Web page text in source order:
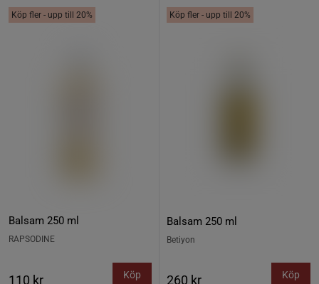
Köp fler - upp till 20%
Balsam 250 ml
RAPSODINE
110 kr Köp
Köp fler - upp till 20%
Balsam 250 ml
Betiyon
260 kr Köp